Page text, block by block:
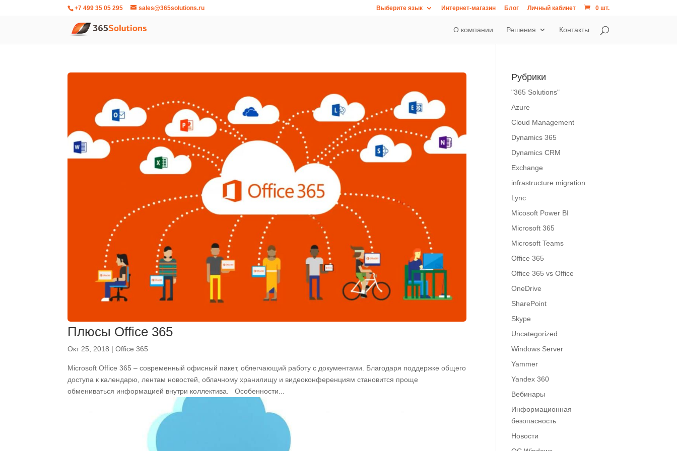
+7 499 35 05 295 sales@365solutions.ru Выберите язык Интернет-магазин Блог Личный кабинет 0 шт.
О компании Решения Контакты
Плюсы Office 365
Окт 25, 2018 |Office 365
Microsoft Office 365 – современный офисный пакет, облегчающий работу с документами. Благодаря поддержке общего
доступа к календарю, лентам новостей, облачному хранилищу и видеоконференциям становится проще
обмениваться информацией внутри коллектива. Особенности...
Рубрики
"365 Solutions"
Azure
Cloud Management
Dynamics 365
Dynamics CRM
Exchange
infrastructure migration
Lync
Micosoft Power BI
Microsoft 365
Microsoft Teams
Office 365
Office 365 vs Office
OneDrive
SharePoint
Skype
Uncategorized
Windows Server
Yammer
Yandex 360
Вебинары
Информационная
безопасность
Новости